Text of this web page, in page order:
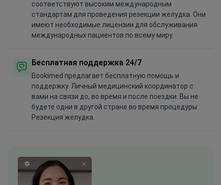
соответствуют высоким международным
стандартам для проведения резекции желудка. Они
имеют необходимые лицензии для обслуживания
международных пациентов по всему миру.
Бесплатная поддержка 24/7
Bookimed предлагает бесплатную помощь и
поддержку. Личный медицинский координатор с
вами на связи до, во время и после поездки. Вы не
будете одни в другой стране во время процедуры
Резекция желудка.